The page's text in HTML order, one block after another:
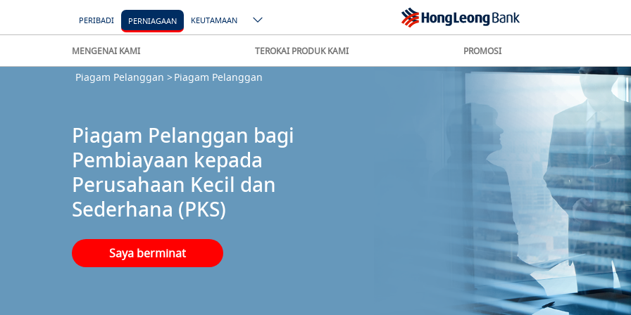
PERIBADI PERNIAGAAN KEUTAMAAN
MENGENAI KAMI TEROKAI PRODUK KAMI PROMOSI
Piagam Pelanggan >Piagam Pelanggan
Piagam Pelanggan bagi
Pembiayaan kepada
Perusahaan Kecil dan
Sederhana (PKS)
Saya berminat